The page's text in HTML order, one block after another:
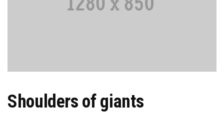
Shoulders of giants